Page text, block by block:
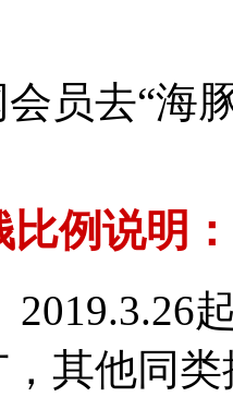
员去“海
例说明：
2019.3.26
其他同